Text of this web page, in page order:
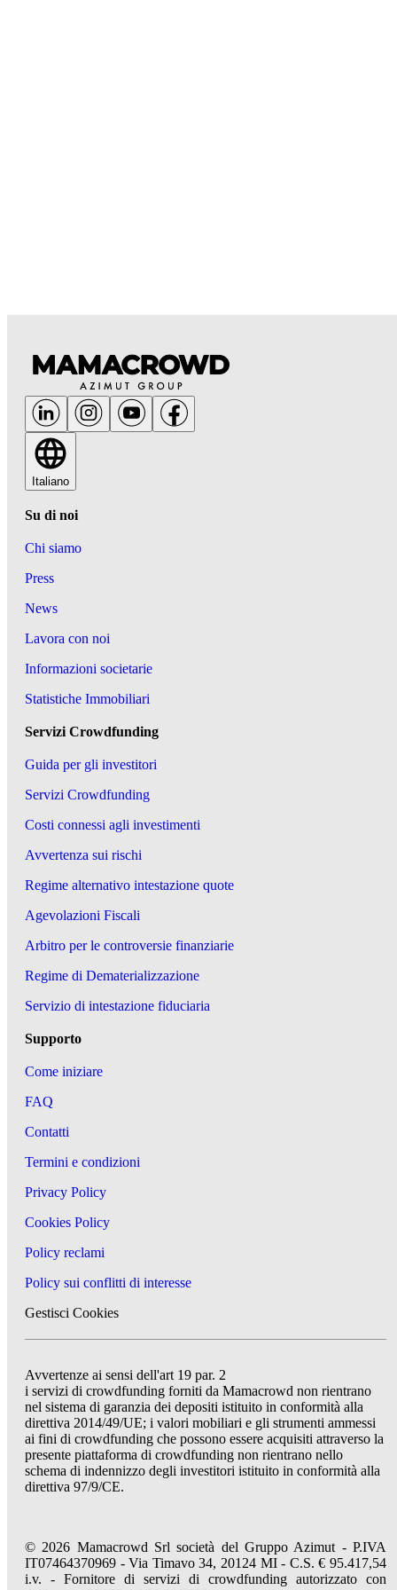
Italiano
Su di noi
Chi siamo
Press
News
Lavora con noi
Informazioni societarie
Statistiche Immobiliari
Servizi Crowdfunding
Guida per gli investitori
Servizi Crowdfunding
Costi connessi agli investimenti
Avvertenza sui rischi
Regime alternativo intestazione quote
Agevolazioni Fiscali
Arbitro per le controversie finanziarie
Regime di Dematerializzazione
Servizio di intestazione fiduciaria
Supporto
Come iniziare
FAQ
Contatti
Termini e condizioni
Privacy Policy
Cookies Policy
Policy reclami
Policy sui conflitti di interesse
Gestisci Cookies
Avvertenze ai sensi dell'art 19 par. 2
i servizi di crowdfunding forniti da Mamacrowd non rientrano
nel sistema di garanzia dei depositi istituito in conformità alla
direttiva 2014/49/UE; i valori mobiliari e gli strumenti ammessi
ai fini di crowdfunding che possono essere acquisiti attraverso la
presente piattaforma di crowdfunding non rientrano nello
schema di indennizzo degli investitori istituito in conformità alla
direttiva 97/9/CE.
© 2026 Mamacrowd Srl società del Gruppo Azimut - P.IVA
IT07464370969 - Via Timavo 34, 20124 MI - C.S. € 95.417,54
i.v. - Fornitore di servizi di crowdfunding autorizzato con